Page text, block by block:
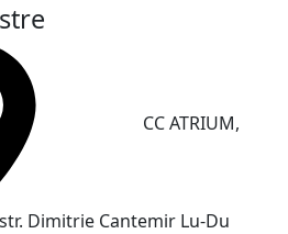
CC ATRIUM,
Dimitrie Cantemir Lu-Du